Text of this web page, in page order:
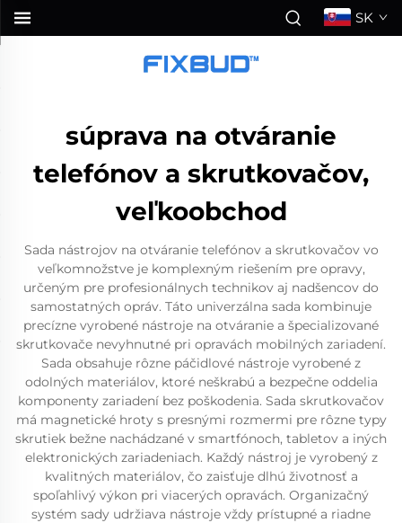
SK
súprava na otváranie
telefónov a skrutkovačov,
veľkoobchod
Sada nástrojov na otváranie telefónov a skrutkovačov vo
veľkomnožstve je komplexným riešením pre opravy,
určeným pre profesionálnych technikov aj nadšencov do
samostatných opráv. Táto univerzálna sada kombinuje
precízne vyrobené nástroje na otváranie a špecializované
skrutkovače nevyhnutné pri opravách mobilných zariadení.
Sada obsahuje rôzne páčidlové nástroje vyrobené z
odolných materiálov, ktoré neškrabú a bezpečne oddelia
komponenty zariadení bez poškodenia. Sada skrutkovačov
má magnetické hroty s presnými rozmermi pre rôzne typy
skrutiek bežne nachádzané v smartfónoch, tabletov a iných
elektronických zariadeniach. Každý nástroj je vyrobený z
kvalitných materiálov, čo zaisťuje dlhú životnosť a
spoľahlivý výkon pri viacerých opravách. Organizačný
systém sady udržiava nástroje vždy prístupné a riadne